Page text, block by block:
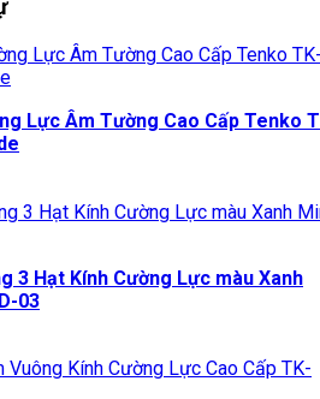
Lực Âm Tường Cao Cấp Tenko
3 Hạt Kính Cường Lực màu Xanh
03